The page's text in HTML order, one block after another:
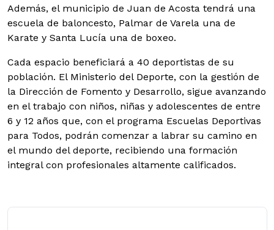
Además, el municipio de Juan de Acosta tendrá una
escuela de baloncesto, Palmar de Varela una de
Karate y Santa Lucía una de boxeo.
Cada espacio beneficiará a 40 deportistas de su
población. El Ministerio del Deporte, con la gestión de
la Dirección de Fomento y Desarrollo, sigue avanzando
en el trabajo con niños, niñas y adolescentes de entre
6 y 12 años que, con el programa Escuelas Deportivas
para Todos, podrán comenzar a labrar su camino en
el mundo del deporte, recibiendo una formación
integral con profesionales altamente calificados.